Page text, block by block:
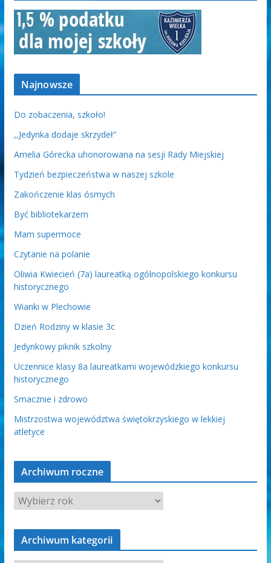
Najnowsze
Do zobaczenia, szkoło!
,,Jedynka dodaje skrzydeł”
Amelia Górecka uhonorowana na sesji Rady Miejskiej
Tydzień bezpieczeństwa w naszej szkole
Zakończenie klas ósmych
Być bibliotekarzem
Mam supermoce
Czytanie na polanie
Oliwia Kwiecień (7a) laureatką ogólnopolskiego konkursu
historycznego
Wianki w Plechowie
Dzień Rodziny w klasie 3c
Jedynkowy piknik szkolny
Uczennice klasy 8a laureatkami wojewódzkiego konkursu
historycznego
Smacznie i zdrowo
Mistrzostwa województwa świętokrzyskiego w lekkiej
atletyce
Archiwum roczne
Archiwum kategorii